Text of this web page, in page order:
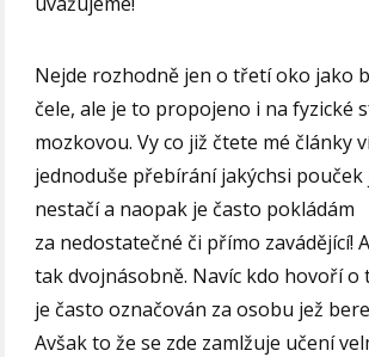
Nejde rozhodně jen o třetí oko jako
čele, ale je to propojeno i na fyzické
mozkovou. Vy co již čtete mé články
jednoduše přebírání jakýchsi pouček
nestačí a naopak je často pokládám
za nedostatečné či přímo zavádějící!
tak dvojnásobně. Navíc kdo hovoří o
je často označován za osobu jež
Avšak to že se zde zamlžuje učení